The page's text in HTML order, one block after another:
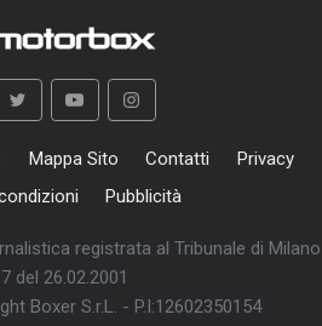
Mappa Sito Contatti
Privacy
Pubblicità
registrata al Tribunale di Milano
del 26.02.2001
Boxer S.r.L. - P.I:12602350154